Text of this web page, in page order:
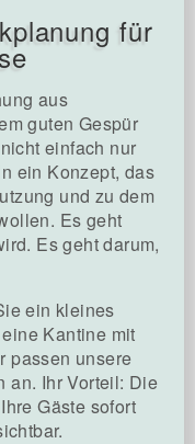
für
aus
guten Gespür
einfach nur
ein Konzept, das
und zu dem
Es geht
Es geht darum,
ein kleines
Kantine mit
passen unsere
an. Ihr Vorteil: Die
Gäste sofort